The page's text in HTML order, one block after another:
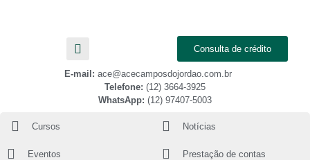
Consulta de crédito
E-mail: ace@acecamposdojordao.com.br
Telefone: (12) 3664-3925
WhatsApp: (12) 97407-5003
Cursos Notícias
Eventos Prestação de contas